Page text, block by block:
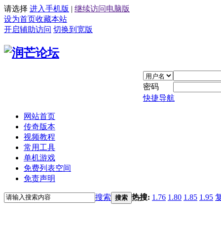
请选择 进入手机版 | 继续访问电脑版
设为首页收藏本站
开启辅助访问 切换到宽版
密码
快捷导航
网站首页
传奇版本
视频教程
常用工具
单机游戏
免费列表空间
免责声明
搜索 搜索 热搜: 1.76 1.80 1.85 1.95